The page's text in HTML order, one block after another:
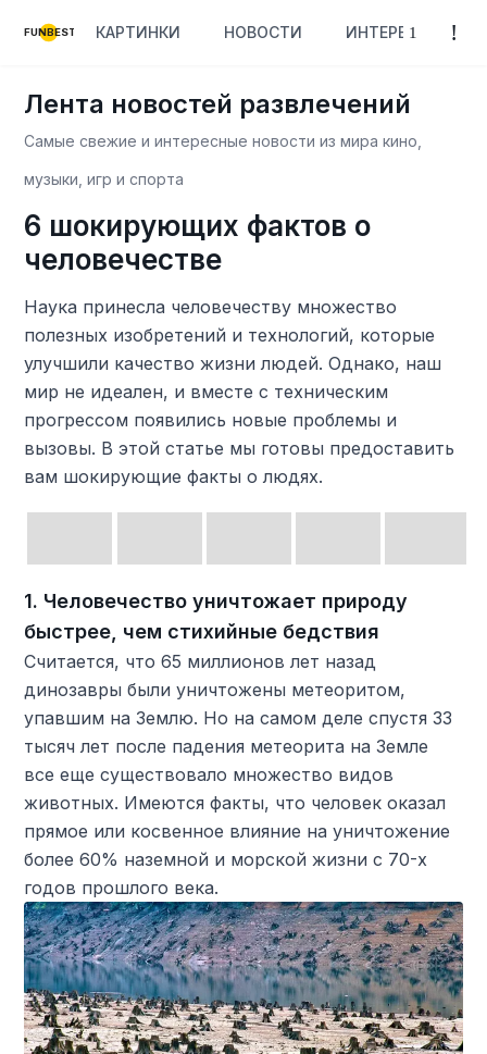
FUNBEST КАРТИНКИ НОВОСТИ ИНТЕРЕСНОЕ
Лента новостей развлечений
Самые свежие и интересные новости из мира кино,
музыки, игр и спорта
6 шокирующих фактов о
человечестве
Наука принесла человечеству множество
полезных изобретений и технологий, которые
улучшили качество жизни людей. Однако, наш
мир не идеален, и вместе с техническим
прогрессом появились новые проблемы и
вызовы. В этой статье мы готовы предоставить
вам шокирующие факты о людях.
1. Человечество уничтожает природу
быстрее, чем стихийные бедствия
Считается, что 65 миллионов лет назад
динозавры были уничтожены метеоритом,
упавшим на Землю. Но на самом деле спустя 33
тысяч лет после падения метеорита на Земле
все еще существовало множество видов
животных. Имеются факты, что человек оказал
прямое или косвенное влияние на уничтожение
более 60% наземной и морской жизни с 70-х
годов прошлого века.